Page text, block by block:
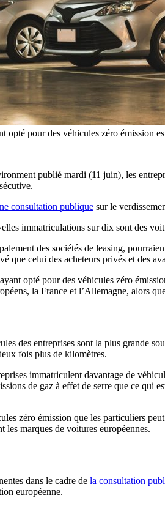
opté pour des véhicules zéro
publié mardi (11 juin), les
consultation publique sur le
immatriculations sur dix sont des
des sociétés de leasing,
que celui des acheteurs privés et des
opté pour des véhicules zéro
la France et l’Allemagne, alors
des entreprises sont la plus grande
fois plus de kilomètres.
immatriculent davantage de
de gaz à effet de serre que ce
zéro émission que les particuliers
les marques de voitures européennes.
dans le cadre de la consultation
européenne.